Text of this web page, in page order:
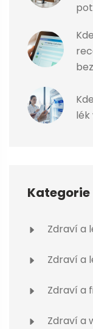
lék
Kategorie
Zdraví a
Zdraví a
Zdraví a
Zdraví a